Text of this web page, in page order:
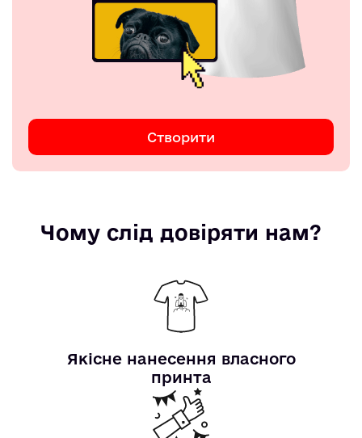
Створити
Чому слід довіряти нам?
Якісне нанесення власного
принта